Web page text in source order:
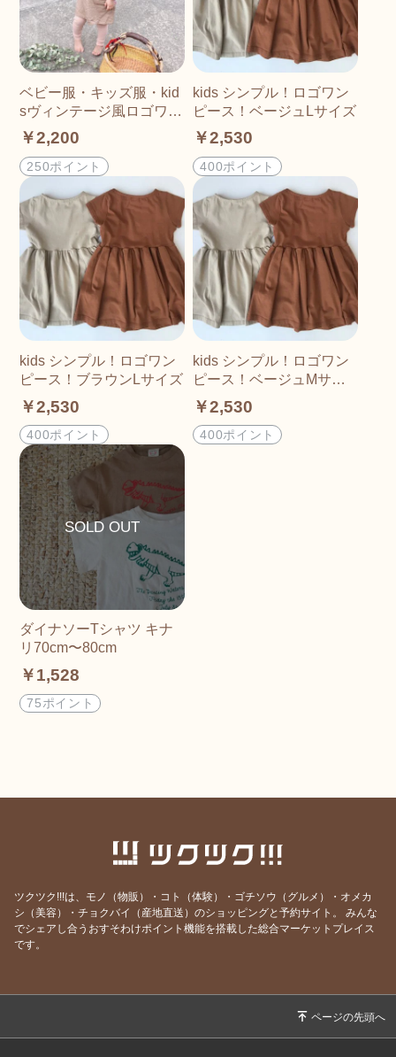
ベビー服・キッズ服・kid
sヴィンテージ風ロゴワン
ピース☆カラーブラウン
￥2,200
250ポイント
kids シンプル！ロゴワン
ピース！ベージュLサイズ
￥2,530
400ポイント
kids シンプル！ロゴワン
ピース！ブラウンLサイズ
￥2,530
400ポイント
kids シンプル！ロゴワン
ピース！ベージュMサイ
ズ
￥2,530
400ポイント
ダイナソーTシャツ キナ
リ70cm〜80cm
￥1,528
75ポイント
ツクツク!!!は、モノ（物販）・コト（体験）・ゴチソウ（グルメ）・オメカ
シ（美容）・チョクバイ（産地直送）のショッピングと予約サイト。
みんな
でシェアし合うおすそわけポイント機能を搭載した総合マーケットプレイス
です。